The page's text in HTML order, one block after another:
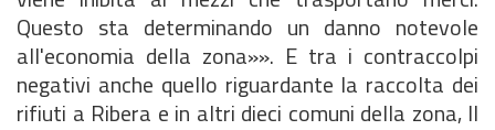
Questo sta determinando un danno notevole
all'economia della zona»». E tra i contraccolpi
negativi anche quello riguardante la raccolta dei
rifiuti a Ribera e in altri dieci comuni della zona, Il